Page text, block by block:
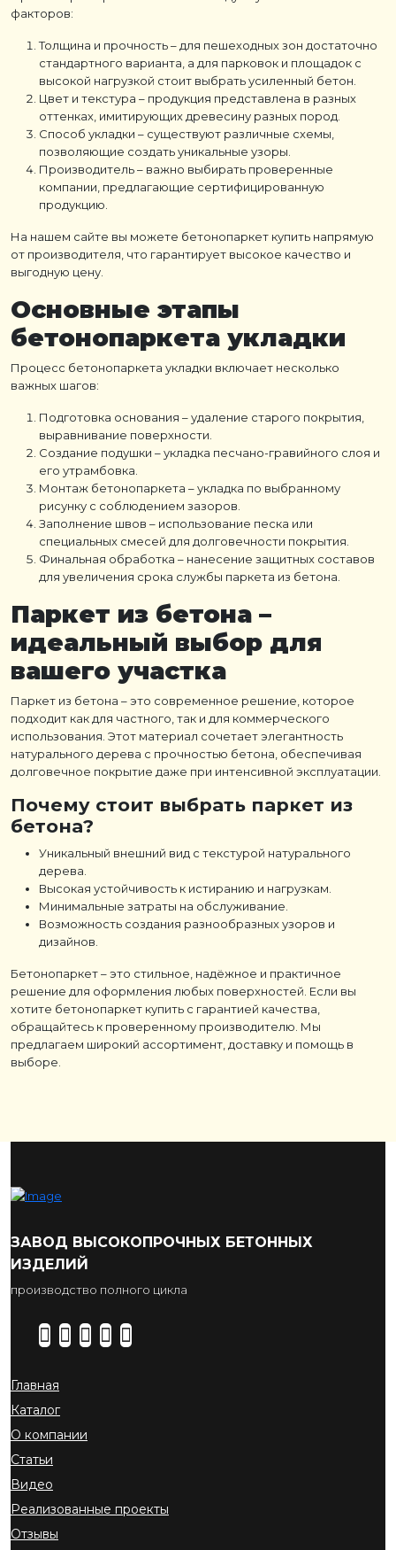
факторов:
Толщина и прочность – для пешеходных зон достаточно
стандартного варианта, а для парковок и площадок с
высокой нагрузкой стоит выбрать усиленный бетон.
Цвет и текстура – продукция представлена в разных
оттенках, имитирующих древесину разных пород.
Способ укладки – существуют различные схемы,
позволяющие создать уникальные узоры.
Производитель – важно выбирать проверенные
компании, предлагающие сертифицированную
продукцию.
На нашем сайте вы можете бетонопаркет купить напрямую
от производителя, что гарантирует высокое качество и
выгодную цену.
Основные этапы
бетонопаркета укладки
Процесс бетонопаркета укладки включает несколько
важных шагов:
Подготовка основания – удаление старого покрытия,
выравнивание поверхности.
Создание подушки – укладка песчано-гравийного слоя и
его утрамбовка.
Монтаж бетонопаркета – укладка по выбранному
рисунку с соблюдением зазоров.
Заполнение швов – использование песка или
специальных смесей для долговечности покрытия.
Финальная обработка – нанесение защитных составов
для увеличения срока службы паркета из бетона.
Паркет из бетона –
идеальный выбор для
вашего участка
Паркет из бетона – это современное решение, которое
подходит как для частного, так и для коммерческого
использования. Этот материал сочетает элегантность
натурального дерева с прочностью бетона, обеспечивая
долговечное покрытие даже при интенсивной эксплуатации.
Почему стоит выбрать паркет из
бетона?
Уникальный внешний вид с текстурой натурального
дерева.
Высокая устойчивость к истиранию и нагрузкам.
Минимальные затраты на обслуживание.
Возможность создания разнообразных узоров и
дизайнов.
Бетонопаркет– это стильное, надёжное и практичное
решение для оформления любых поверхностей. Если вы
хотите бетонопаркет купить с гарантией качества,
обращайтесь к проверенному производителю. Мы
предлагаем широкий ассортимент, доставку и помощь в
выборе.
ЗАВОД ВЫСОКОПРОЧНЫХ БЕТОННЫХ
ИЗДЕЛИЙ
производство полного цикла
Главная
Каталог
О компании
Статьи
Видео
Реализованные проекты
Отзывы